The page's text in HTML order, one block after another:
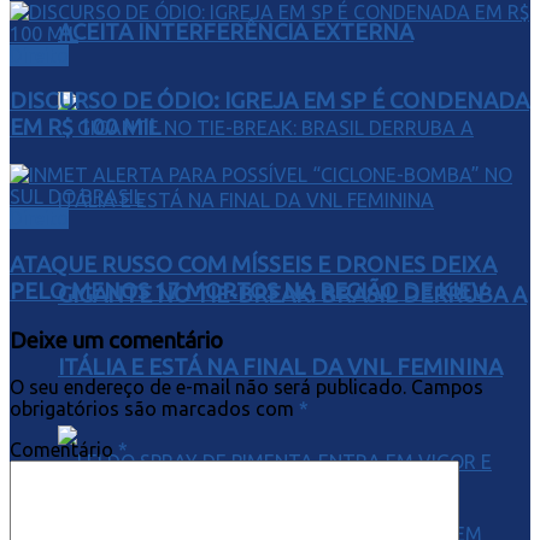
ACEITA INTERFERÊNCIA EXTERNA
GIGANTE NO TIE-BREAK: BRASIL DERRUBA A
ITÁLIA E ESTÁ NA FINAL DA VNL FEMININA
DISCURSO DE ÓDIO: IGREJA EM SP É CONDENADA
EM R$ 100 MIL
ATAQUE RUSSO COM MÍSSEIS E DRONES DEIXA
PELO MENOS 17 MORTOS NA REGIÃO DE KIEV
Deixe um comentário
O seu endereço de e-mail não será publicado. Campos
obrigatórios são marcados com *
Comentário*